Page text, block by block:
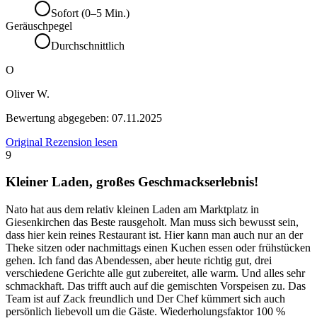
Sofort (0–5 Min.)
Geräuschpegel
Durchschnittlich
O
Oliver W.
Bewertung abgegeben: 07.11.2025
Original Rezension lesen
9
Kleiner Laden, großes Geschmackserlebnis!
Nato hat aus dem relativ kleinen Laden am Marktplatz in
Giesenkirchen das Beste rausgeholt. Man muss sich bewusst sein,
dass hier kein reines Restaurant ist. Hier kann man auch nur an der
Theke sitzen oder nachmittags einen Kuchen essen oder frühstücken
gehen. Ich fand das Abendessen, aber heute richtig gut, drei
verschiedene Gerichte alle gut zubereitet, alle warm. Und alles sehr
schmackhaft. Das trifft auch auf die gemischten Vorspeisen zu. Das
Team ist auf Zack freundlich und Der Chef kümmert sich auch
persönlich liebevoll um die Gäste. Wiederholungsfaktor 100 %